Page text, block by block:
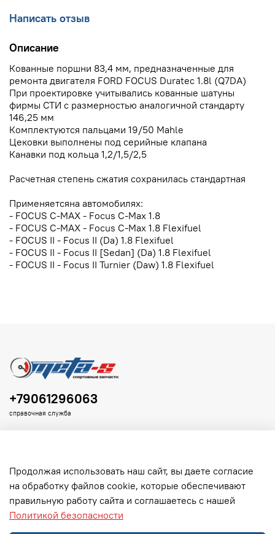
Написать отзыв
Описание
Кованные поршни 83,4 мм, предназначенные для
ремонта двигателя FORD FOCUS Duratec 1.8l (Q7DA)
При проектировке учитывались кованные шатуны
фирмы СТИ с размерностью аналогичной стандарту
146,25 мм
Комплектуются пальцами 19/50 Mahle
Цековки выполнены под серийные клапана
Канавки под кольца 1,2/1,5/2,5
Расчетная степень сжатия сохранилась стандартная
Применяетсяна автомобилях:
- FOCUS C-MAX - Focus C-Max 1.8
- FOCUS C-MAX - Focus C-Max 1.8 Flexifuel
- FOCUS II - Focus II (Da) 1.8 Flexifuel
- FOCUS II - Focus II [Sedan] (Da) 1.8 Flexifuel
- FOCUS II - Focus II Turnier (Daw) 1.8 Flexifuel
Клиенту
Информация
+79061296063
справочная служба
Продолжая использовать наш сайт, вы даете согласие
на обработку файлов cookie, которые обеспечивают
правильную работу сайта и соглашаетесь с нашей
Политикой безопасности